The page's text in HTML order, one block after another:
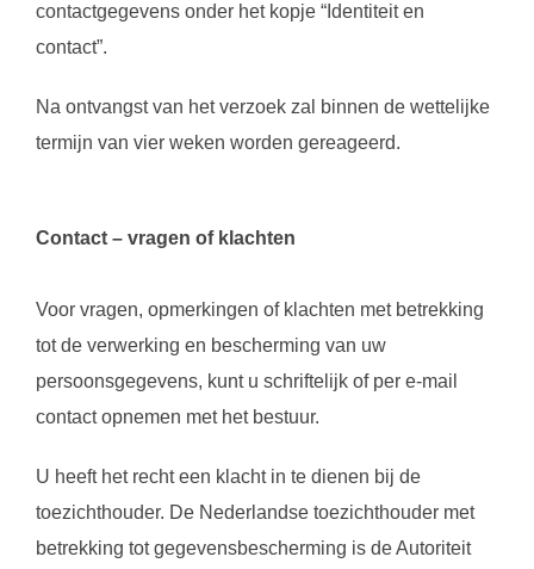
contactgegevens onder het kopje “Identiteit en
contact”.
Na ontvangst van het verzoek zal binnen de wettelijke
termijn van vier weken worden gereageerd.
Contact – vragen of klachten
Voor vragen, opmerkingen of klachten met betrekking
tot de verwerking en bescherming van uw
persoonsgegevens, kunt u schriftelijk of per e-mail
contact opnemen met het bestuur.
U heeft het recht een klacht in te dienen bij de
toezichthouder. De Nederlandse toezichthouder met
betrekking tot gegevensbescherming is de Autoriteit